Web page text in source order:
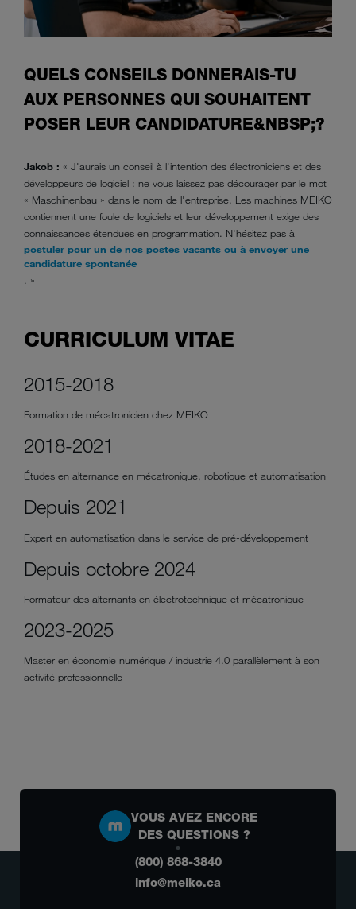
QUELS CONSEILS DONNERAIS-TU
AUX PERSONNES QUI SOUHAITENT
POSER LEUR CANDIDATURE&NBSP;?
Jakob : « J'aurais un conseil à l'intention des électroniciens et des
développeurs de logiciel : ne vous laissez pas décourager par le mot
« Maschinenbau » dans le nom de l'entreprise. Les machines MEIKO
contiennent une foule de logiciels et leur développement exige des
connaissances étendues en programmation. N'hésitez pas à
postuler pour un de nos postes vacants ou à envoyer une
candidature spontanée
. »
CURRICULUM VITAE
2015-2018
Formation de mécatronicien chez MEIKO
2018-2021
Études en alternance en mécatronique, robotique et automatisation
Depuis 2021
Expert en automatisation dans le service de pré-développement
Depuis octobre 2024
Formateur des alternants en électrotechnique et mécatronique
2023-2025
Master en économie numérique / industrie 4.0 parallèlement à son
activité professionnelle
VOUS AVEZ ENCORE
DES QUESTIONS ?
(800) 868-3840
info@meiko.ca